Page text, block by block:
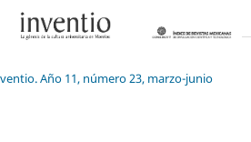
Año 11, número 23, marzo-junio